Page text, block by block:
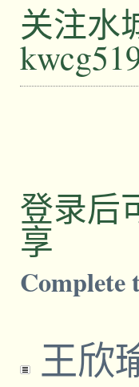
关注水
登录后
享
Complete
王欣